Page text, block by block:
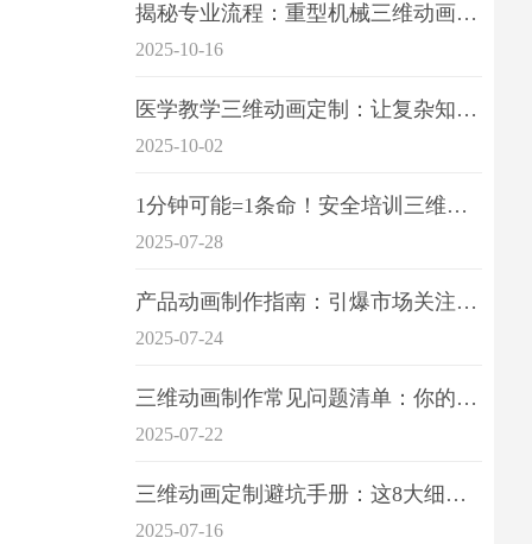
揭秘专业流程：重型机械三维动画制作的5大关键步骤
2025-10-16
医学教学三维动画定制：让复杂知识一目了
2025-10-02
1分钟可能=1条命！安全培训三维动画制作成本效益深度拆解
2025-07-28
产品动画制作指南：引爆市场关注的视觉引擎
2025-07-24
三维动画制作常见问题清单：你的项目是否踩中这6大技术雷区？
2025-07-22
三维动画定制避坑手册：这8大细节重点关注
2025-07-16